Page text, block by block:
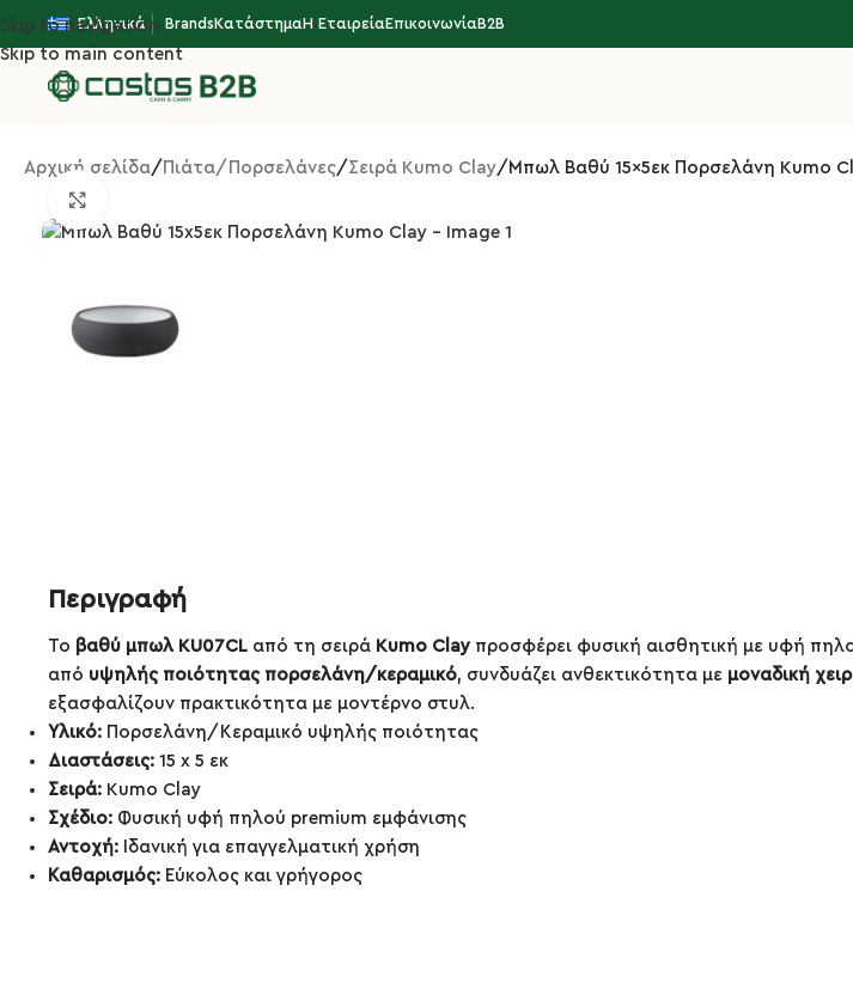
Skip to navigation
Skip to main content
Ελληνικά BrandsΚατάστημαΗ ΕταιρείαΕπικοινωνίαB2B
Αρχική σελίδα Πιάτα/Πορσελάνες Σειρά Kumo Clay Μπωλ Βαθύ 15×5εκ Πορσελάνη Kumo
Περιγραφή
Το βαθύ μπωλ KU07CL από τη σειρά Kumo Clay προσφέρει φυσική αισθητική με υφή
από υψηλής ποιότητας πορσελάνη/κεραμικό, συνδυάζει ανθεκτικότητα με μοναδική
εξασφαλίζουν πρακτικότητα με μοντέρνο στυλ.
Υλικό: Πορσελάνη/Κεραμικό υψηλής ποιότητας
Διαστάσεις: 15 x 5 εκ
Σειρά: Kumo Clay
Σχέδιο: Φυσική υφή πηλού premium εμφάνισης
Αντοχή: Ιδανική για επαγγελματική χρήση
Καθαρισμός: Εύκολος και γρήγορος